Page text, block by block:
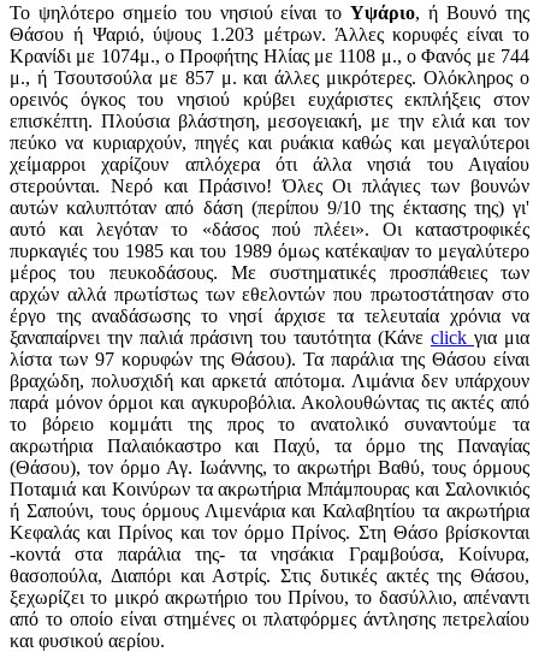
Το ψηλότερο σημείο του νησιού είναι τοΥψάριο, ή Βουνό της
Θάσου ή Ψαριό, ύψους 1.203 μέτρων. Άλλες κορυφές είναι το
Κρανίδι με 1074μ., ο Προφήτης Ηλίας με 1108 μ., ο Φανός με 744
μ., ή Τσουτσούλα με 857 μ. και άλλες μικρότερες. Ολόκληρος ο
ορεινός όγκος του νησιού κρύβει ευχάριστες εκπλήξεις στον
επισκέπτη. Πλούσια βλάστηση, μεσογειακή, με την ελιά και τον
πεύκο να κυριαρχούν, πηγές και ρυάκια καθώς και μεγαλύτεροι
χείμαρροι χαρίζουν απλόχερα ότι άλλα νησιά του Αιγαίου
στερούνται. Νερό και Πράσινο! Όλες Οι πλάγιες των βουνών
αυτών καλυπτόταν από δάση (περίπου 9/10 της έκτασης της) γι'
αυτό και λεγόταν το «δάσος πού πλέει». Οι καταστροφικές
πυρκαγιές του 1985 και του 1989 όμως κατέκαψαν το μεγαλύτερο
μέρος του πευκοδάσους. Με συστηματικές προσπάθειες των
αρχών αλλά πρωτίστως των εθελοντών που πρωτοστάτησαν στο
έργο της αναδάσωσης το νησί άρχισε τα τελευταία χρόνια να
ξαναπαίρνει την παλιά πράσινη του ταυτότητα (Κάνε click για μια
λίστα των 97 κορυφών της Θάσου). Τα παράλια της Θάσου είναι
βραχώδη, πολυσχιδή και αρκετά απότομα. Λιμάνια δεν υπάρχουν
παρά μόνον όρμοι και αγκυροβόλια. Ακολουθώντας τις ακτές από
το βόρειο κομμάτι της προς το ανατολικό συναντούμε τα
ακρωτήρια Παλαιόκαστρο και Παχύ, τα όρμο της Παναγίας
(Θάσου), τον όρμο Αγ. Ιωάννης, το ακρωτήρι Βαθύ, τους όρμους
Ποταμιά και Κοινύρων τα ακρωτήρια Μπάμπουρας και Σαλονικιός
ή Σαπούνι, τους όρμους Λιμενάρια και Καλαβητίου τα ακρωτήρια
Κεφαλάς και Πρίνος και τον όρμο Πρίνος. Στη Θάσο βρίσκονται
-κοντά στα παράλια της- τα νησάκια Γραμβούσα, Κοίνυρα,
θασοπούλα, Διαπόρι και Αστρίς. Στις δυτικές ακτές της Θάσου,
ξεχωρίζει το μικρό ακρωτήριο του Πρίνου, το δασύλλιο, απέναντι
από το οποίο είναι στημένες οι πλατφόρμες άντλησης πετρελαίου
και φυσικού αερίου.